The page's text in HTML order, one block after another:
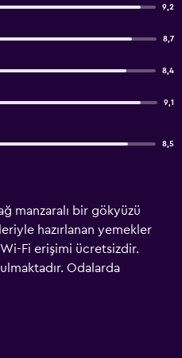
9,2
8,7
8,4
9,1
8,5
manzaralı bir gökyüzü
hazırlanan yemekler
Fi erişimi ücretsizdir.
Odalarda
ve poşet çay bulunmaktadır.
makinesi mevcuttur.